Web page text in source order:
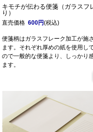
キモチが伝わる便箋（ガラスフ
り）
直売価格 600円(税込)
便箋柄はガラスフレーク加工が施
ます。それぞれ厚めの紙を使用し
ので一般的な便箋より、しっかり
ます。